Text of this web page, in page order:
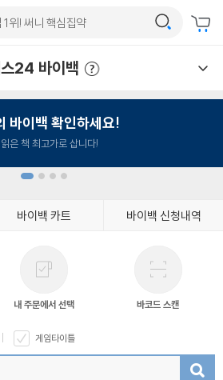
24 바이백
바이백 확인하세요!
은 책 최고가로 삽니다!
바이백 카트 바이백 신청내역
내 주문에서 선택 바코드 스캔
게임타이틀